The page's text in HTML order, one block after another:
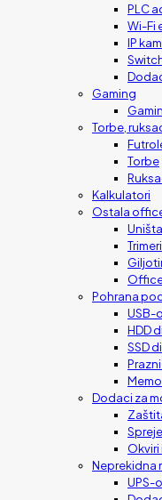
PLC
Wi-Fi
IP
Gaming
Torbe,
Torbe
Kalkulatori
Ostala
Trimeri
Pohrana
USB-
HDD
SSD
Dodaci za
Neprekidna
UPS-